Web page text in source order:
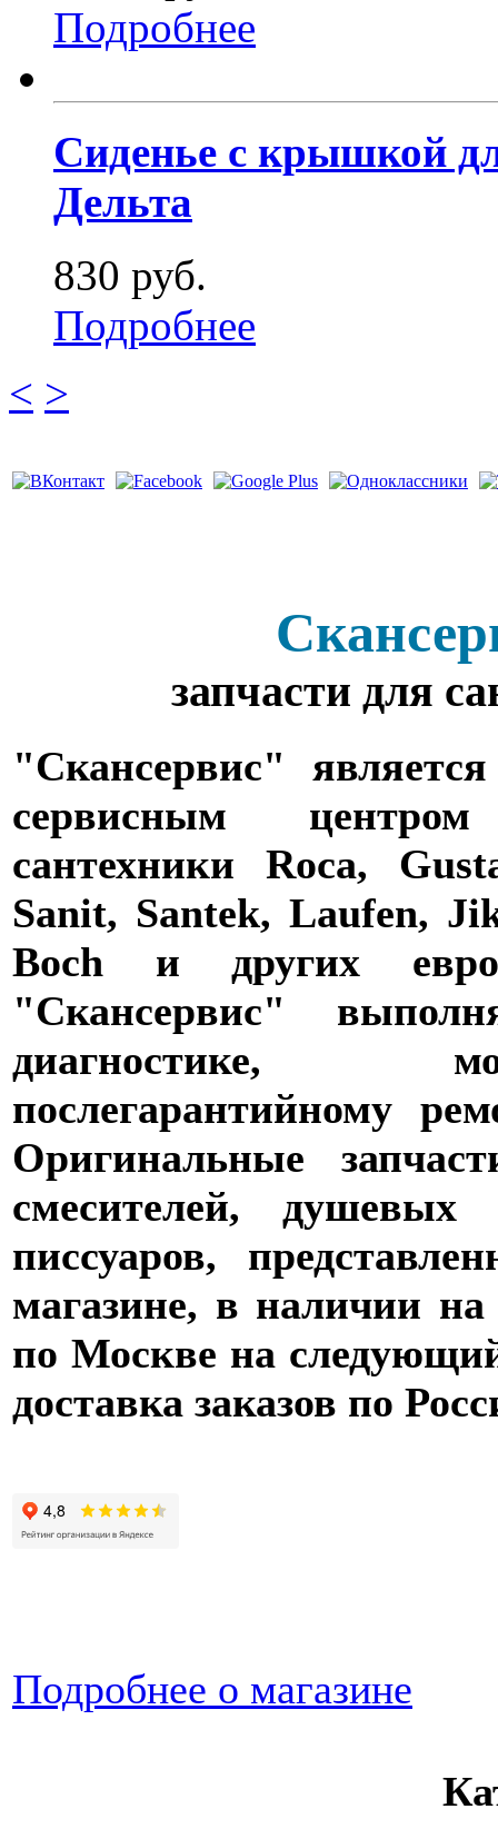
Подробнее
Сиденье с крышкой
Дельта
830 руб.
Подробнее
< >
запчасти для
"Скансервис"
сервисным
сантехники Roca,
Sanit, Santek, Laufen,
Boch и других
"Скансервис"
диагностике,
послегарантийному
Оригинальные
смесителей, душевых
писсуаров,
магазине, в наличии на
по Москве на
доставка заказов по
Подробнее о магазине